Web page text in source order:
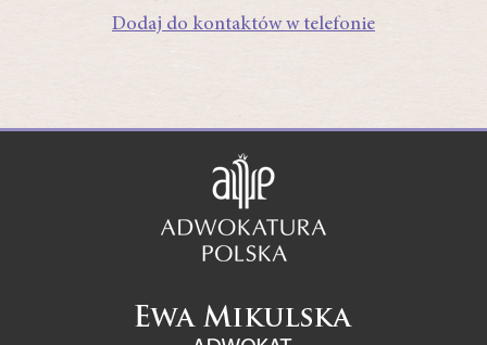
Dodaj do kontaktów w telefonie